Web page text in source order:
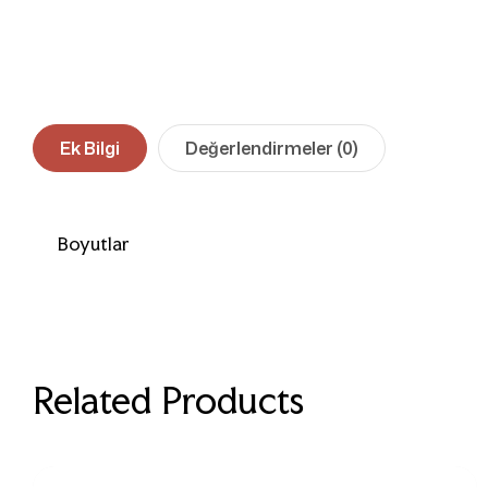
Ek Bilgi Değerlendirmeler (0)
Boyutlar
Related Products